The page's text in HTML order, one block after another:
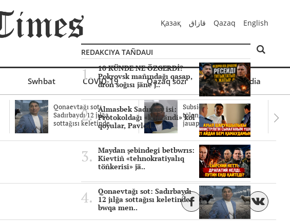
Қазақ قازاق Qazaq English
Swhbat COVID-19 Qazaq sözi Mul'timedia
Qonaevtağı sot:
Sadırbaydı 12 jılğa
sottağısı keletinde..
Subsidiyalar zañdı
tölengen be? Sottağı
jauaptar ayıpta..
REDAKCIYA TAÑDAUI
10 KÜNDE NE ÖZGERDİ?
Pokrovsk mañındağı qasap,
dron soğısı jäne j..
Almasbek Sadırbay isi:
Protokoldağı «kümändi» kol
qoyular, Pavlod..
Maydan şebindegi betbwrıs:
Kievtiñ «tehnokratiyalıq
töñkerisi» jä..
Qonaevtağı sot: Sadırbaydı
12 jılğa sottağısı keletinder
bwqa men..